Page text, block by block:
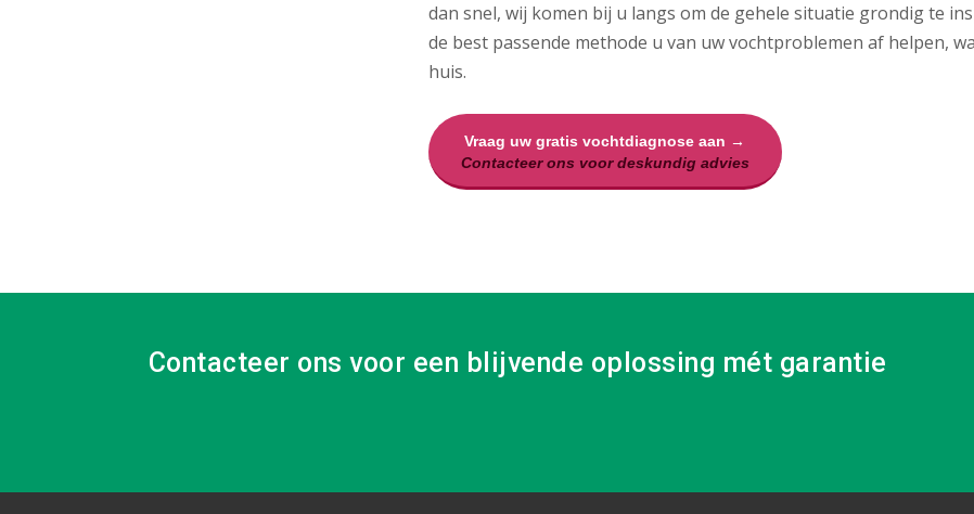
dan snel, wij komen bij u langs om de gehele situatie grondig te
de best passende methode u van uw vochtproblemen af helpen,
huis.
Vraag uw gratis vochtdiagnose aan →
Contacteer ons voor deskundig advies
Contacteer ons voor een blijvende oplossing mét garantie